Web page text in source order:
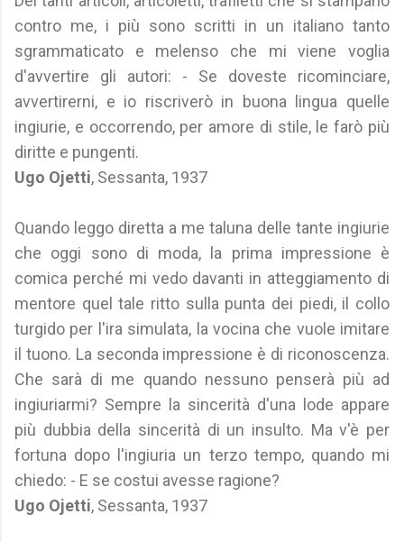
contro me, i più sono scritti in un italiano tanto
sgrammaticato e melenso che mi viene voglia
d'avvertire gli autori: - Se doveste ricominciare,
avvertirerni, e io riscriverò in buona lingua quelle
ingiurie, e occorrendo, per amore di stile, le farò più
diritte e pungenti.
Ugo Ojetti, Sessanta, 1937
Quando leggo diretta a me taluna delle tante ingiurie
che oggi sono di moda, la prima impressione è
comica perché mi vedo davanti in atteggiamento di
mentore quel tale ritto sulla punta dei piedi, il collo
turgido per l'ira simulata, la vocina che vuole imitare
il tuono. La seconda impressione è di riconoscenza.
Che sarà di me quando nessuno penserà più ad
ingiuriarmi? Sempre la sincerità d'una lode appare
più dubbia della sincerità di un insulto. Ma v'è per
fortuna dopo l'ingiuria un terzo tempo, quando mi
chiedo: - E se costui avesse ragione?
Ugo Ojetti, Sessanta, 1937